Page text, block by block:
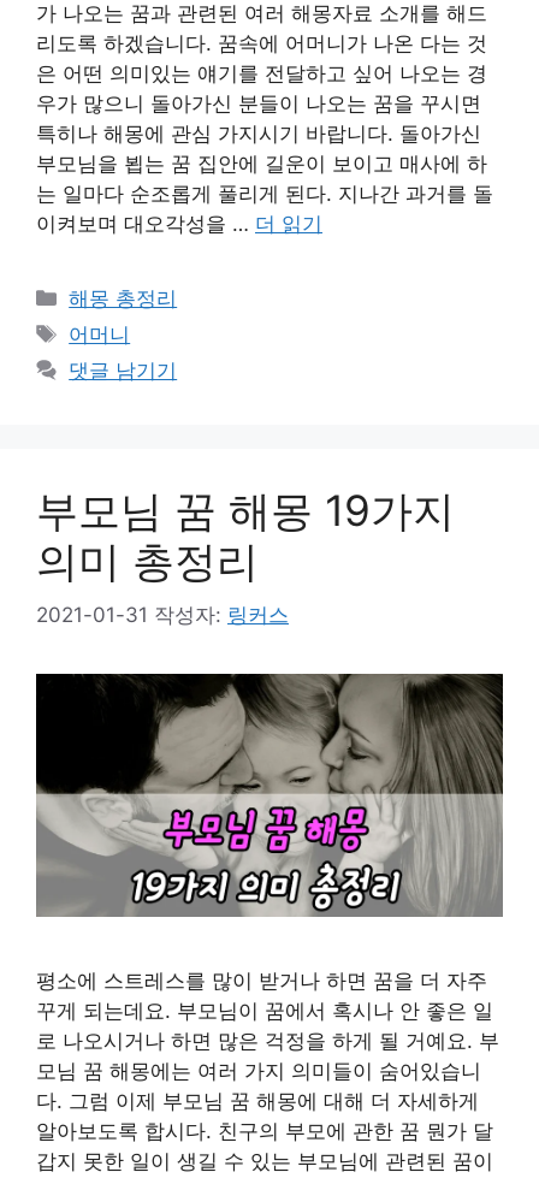
가 나오는 꿈과 관련된 여러 해몽자료 소개를 해드
리도록 하겠습니다. 꿈속에 어머니가 나온 다는 것
은 어떤 의미있는 얘기를 전달하고 싶어 나오는 경
우가 많으니 돌아가신 분들이 나오는 꿈을 꾸시면
특히나 해몽에 관심 가지시기 바랍니다. 돌아가신
부모님을 뵙는 꿈 집안에 길운이 보이고 매사에 하
는 일마다 순조롭게 풀리게 된다. 지나간 과거를 돌
이켜보며 대오각성을 … 더 읽기
카
테
리
해몽 총정리
태
그
어머니
댓글 남기기
부모님 꿈 해몽 19가지
의미 총정리
2021-01-31 작성자: 링커스
평소에 스트레스를 많이 받거나 하면 꿈을 더 자주
꾸게 되는데요. 부모님이 꿈에서 혹시나 안 좋은 일
로 나오시거나 하면 많은 걱정을 하게 될 거예요. 부
모님 꿈 해몽에는 여러 가지 의미들이 숨어있습니
다. 그럼 이제 부모님 꿈 해몽에 대해 더 자세하게
알아보도록 합시다. 친구의 부모에 관한 꿈 뭔가 달
갑지 못한 일이 생길 수 있는 부모님에 관련된 꿈이